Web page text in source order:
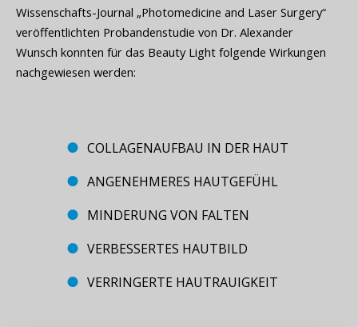
Wissenschafts-Journal „Photomedicine and Laser Surgery“
veröffentlichten Probandenstudie von Dr. Alexander
Wunsch konnten für das Beauty Light folgende Wirkungen
nachgewiesen werden:
COLLAGENAUFBAU IN DER HAUT
ANGENEHMERES HAUTGEFÜHL
MINDERUNG VON FALTEN
VERBESSERTES HAUTBILD
VERRINGERTE HAUTRAUIGKEIT